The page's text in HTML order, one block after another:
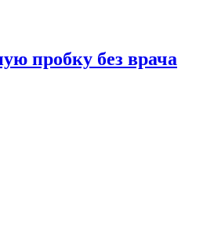
пробку без врача